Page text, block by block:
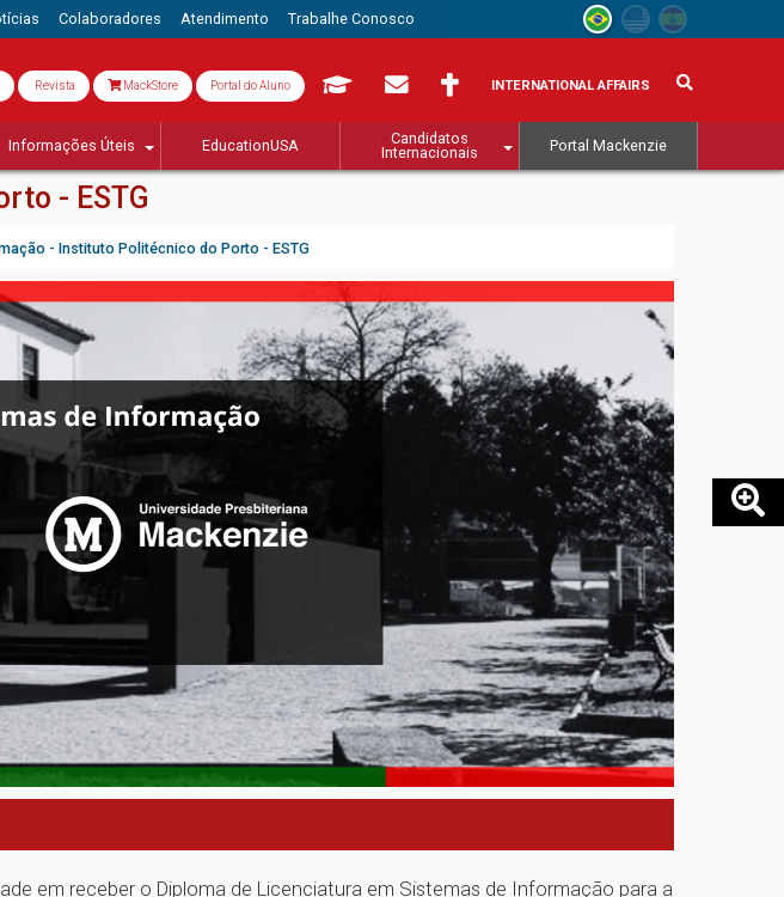
Colaboradores Atendimento Trabalhe Conosco
Revista MackStore Portal do Aluno INTERNATIONAL AFFAIRS
Informações Úteis EducationUSA
Candidatos
Internacionais
Portal Mackenzie
- ESTG
- Instituto Politécnico do Porto - ESTG
em receber o Diploma de Licenciatura em Sistemas de Informação para a